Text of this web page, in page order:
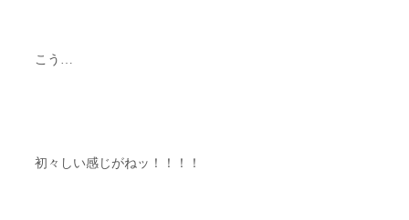
こう…
初々しい感じがねッ！！！！